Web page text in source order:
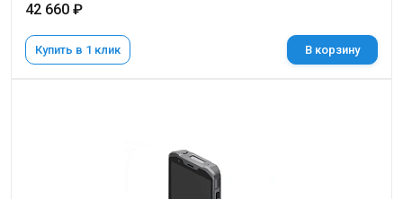
42 660 ₽
Купить в 1 клик В корзину